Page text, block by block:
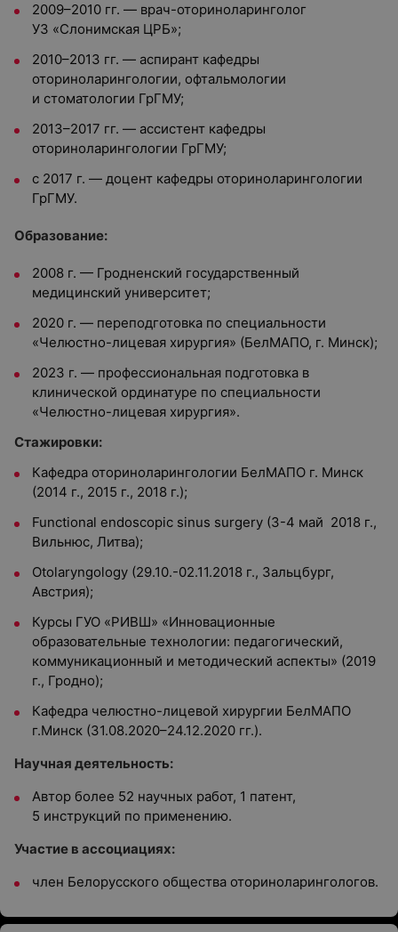
2009–2010 гг. — врач-оториноларинголог
УЗ «Слонимская ЦРБ»;
2010–2013 гг. — аспирант кафедры
оториноларингологии, офтальмологии
и стоматологии ГрГМУ;
2013–2017 гг. — ассистент кафедры
оториноларингологии ГрГМУ;
с 2017 г. — доцент кафедры оториноларингологии
ГрГМУ.
Образование:
2008 г. — Гродненский государственный
медицинский университет;
2020 г. — переподготовка по специальности
«Челюстно-лицевая хирургия» (БелМАПО, г. Минск);
2023 г. — профессиональная подготовка в
клинической ординатуре по специальности
«Челюстно-лицевая хирургия».
Стажировки:
Кафедра оториноларингологии БелМАПО г. Минск
(2014 г., 2015 г., 2018 г.);
Functional endoscopic sinus surgery (3-4 май 2018 г.,
Вильнюс, Литва);
Otolaryngology (29.10.-02.11.2018 г., Зальцбург,
Австрия);
Курсы ГУО «РИВШ» «Инновационные
образовательные технологии: педагогический,
коммуникационный и методический аспекты» (2019
г., Гродно);
Кафедра челюстно-лицевой хирургии БелМАПО
г.Минск (31.08.2020–24.12.2020 гг.).
Научная деятельность:
Автор более 52 научных работ, 1 патент,
5 инструкций по применению.
Участие в ассоциациях:
член Белорусского общества оториноларингологов.